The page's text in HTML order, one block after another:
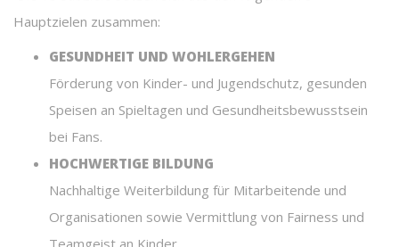
Hauptzielen zusammen:
GESUNDHEIT UND WOHLERGEHEN
Förderung von Kinder- und Jugendschutz, gesunden
Speisen an Spieltagen und Gesundheitsbewusstsein
bei Fans.
HOCHWERTIGE BILDUNG
Nachhaltige Weiterbildung für Mitarbeitende und
Organisationen sowie Vermittlung von Fairness und
Teamgeist an Kinder.